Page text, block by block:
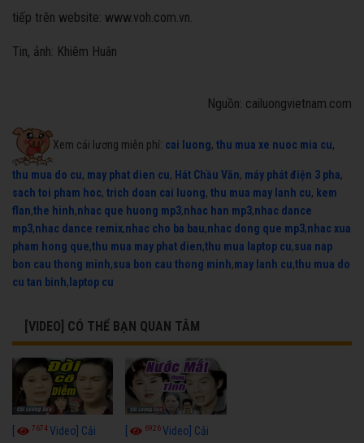
tiếp trên website: www.voh.com.vn.
Tin, ảnh: Khiêm Huân
Nguồn: cailuongvietnam.com
Xem cải lương miễn phí: cai luong, thu mua xe nuoc mia cu,
thu mua do cu, may phat dien cu, Hát Chầu Văn, máy phát điện 3 pha,
sach toi pham hoc, trich doan cai luong, thu mua may lanh cu, kem
flan,the hinh,nhac que huong mp3,nhac han mp3,nhac dance
mp3,nhac dance remix,nhac cho ba bau,nhac dong que mp3,nhac xua
pham hong que,thu mua may phat dien,thu mua laptop cu,sua nap
bon cau thong minh,sua bon cau thong minh,may lanh cu,thu mua do
cu tan binh, laptop cu
[VIDEO] CÓ THỂ BẠN QUAN TÂM
7674Video] Cải
6926Video] Cải